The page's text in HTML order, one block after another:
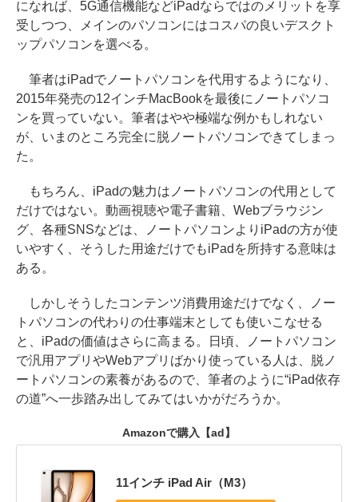
になれば、5G通信機能などiPadならではのメリットを享
受しつつ、メインのパソコンにはコスパの良いデスクト
ップパソコンを選べる。
筆者はiPadでノートパソコンを代用するようになり、
2015年発売の12インチMacBookを最後にノートパソコ
ンを買っていない。筆者はやや極端な例かもしれない
が、いまのところ完全に脱ノートパソコンできてしまっ
た。
もちろん、iPadの魅力はノートパソコンの代用として
だけではない。動画視聴や電子書籍、Webブラウジン
グ、各種SNSなどは、ノートパソコンよりiPadの方が使
いやすく、そうした用途だけでもiPadを所持する意味は
ある。
しかしそうしたコンテンツ消費用途だけでなく、ノー
トパソコンの代わりの仕事端末としても使いこなせる
と、iPadの価値はさらに高まる。日頃、ノートパソコン
で汎用アプリやWebアプリばかり使っている人は、脱ノ
ートパソコンの素養があるので、筆者のように“iPad依存
の道”へ一歩踏み出してみてはいかがだろうか。
Amazonで購入 【ad】
11インチ iPad Air（M3）